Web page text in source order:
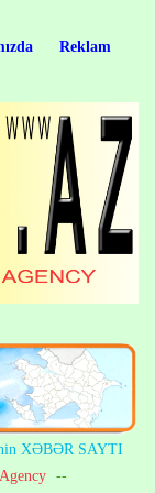
Reklam
XƏBƏR SAYTI
--